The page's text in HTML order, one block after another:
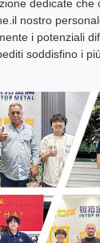
dedicate che
nostro
i potenziali
soddisfino i